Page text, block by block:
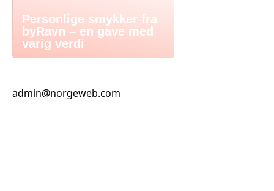
Personlige smykker fra
byRavn – en gave med
varig verdi
admin@norgeweb.com